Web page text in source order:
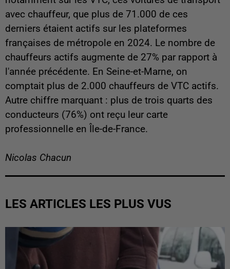
avec chauffeur, que plus de 71.000 de ces
derniers étaient actifs sur les plateformes
françaises de métropole en 2024. Le nombre de
chauffeurs actifs augmente de 27% par rapport à
l'année précédente. En Seine-et-Marne, on
comptait plus de 2.000 chauffeurs de VTC actifs.
Autre chiffre marquant : plus de trois quarts des
conducteurs (76%) ont reçu leur carte
professionnelle en Île-de-France.
Nicolas Chacun
LES ARTICLES LES PLUS VUS